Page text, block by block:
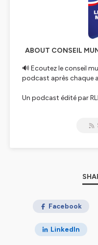
ABOUT CONSEIL
🔊 Ecoutez le conseil
podcast après chaque
Un podcast édité par
Facebook
LinkedIn